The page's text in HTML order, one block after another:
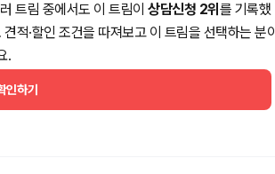
트림 중에서도 이 트림이 상담신청 2위 를 기록했
적·할인 조건을 따져보고 이 트림을 선택하는 분이
.
인하기